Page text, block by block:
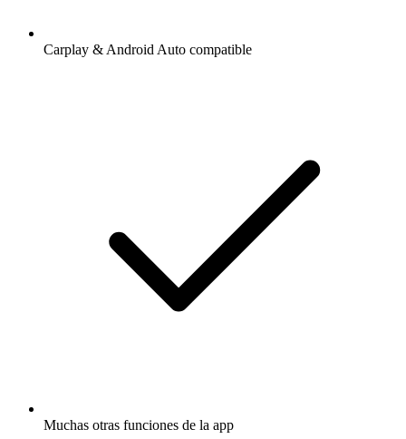
Carplay & Android Auto compatible
Muchas otras funciones de la app